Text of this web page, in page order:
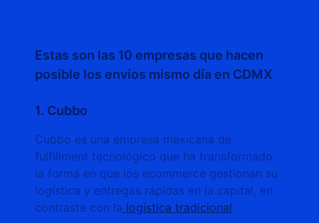
Estas son las 10 empresas que hacen
posible los envíos mismo día en CDMX
1. Cubbo
Cubbo es una empresa mexicana de
fulfillment tecnológico que ha transformado
la forma en que los ecommerce gestionan su
logística y entregas rápidas en la capital, en
contraste con la logística tradicional.